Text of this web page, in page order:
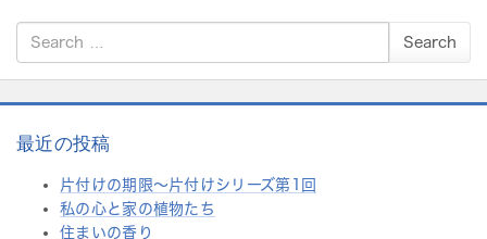
S
h
Search
最近の投稿
片付けの期限〜片付けシリーズ第1回
私の心と家の植物たち
住まいの香り